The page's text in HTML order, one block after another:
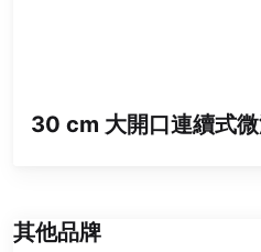
其他品牌
30 cm 大開口連續式